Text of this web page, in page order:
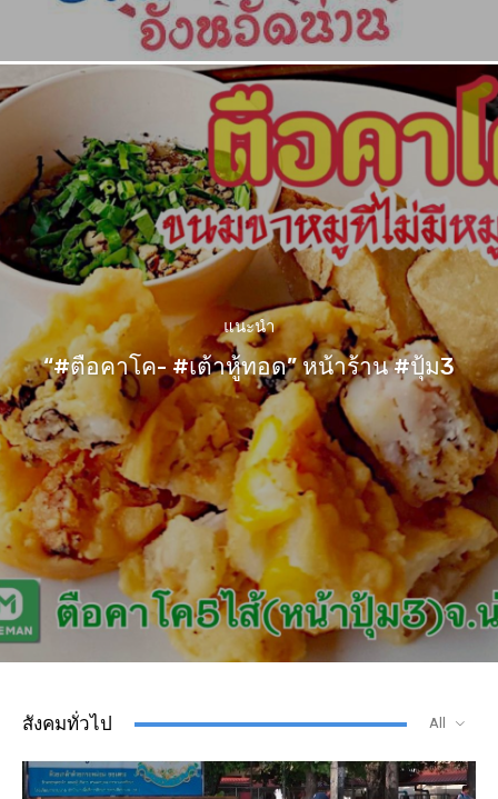
แนะนำ
“#ตือคาโค- #เต้าหู้ทอด” หน้าร้าน #ปุ้ม3
สังคมทั่วไป All